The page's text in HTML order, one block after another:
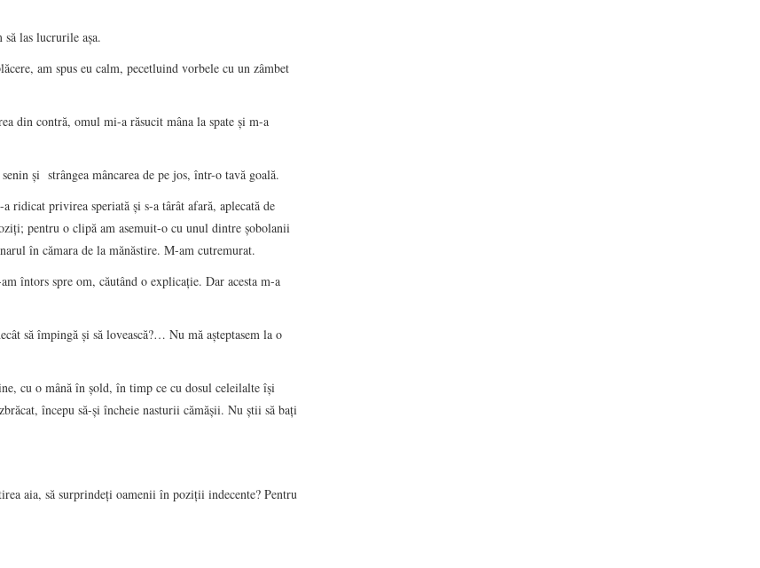
las lucrurile aşa.
am spus eu calm, pecetluind vorbele cu un zâmbet
din contră, omul mi-a răsucit mâna la spate şi m-a
şi strângea mâncarea de pe jos, într-o tavă goală.
ridicat privirea speriată şi s-a târât afară, aplecată de
pentru o clipă am asemuit-o cu unul dintre şobolanii
în cămara de la mănăstire. M-am cutremurat.
întors spre om, căutând o explicaţie. Dar acesta m-a
să împingă şi să lovească?… Nu mă aşteptasem la o
cu o mână în şold, în timp ce cu dosul celeilalte îşi
începu să-şi încheie nasturii cămăşii. Nu ştii să baţi
aia, să surprindeţi oamenii în poziţii indecente? Pentru